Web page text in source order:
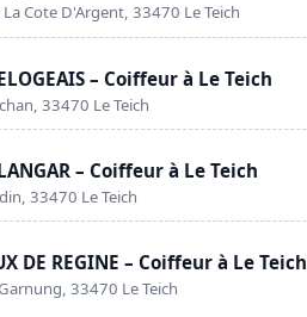
Cote D'Argent, 33470 Le Teich
– Coiffeur à Le Teich
33470 Le Teich
– Coiffeur à Le Teich
33470 Le Teich
DE REGINE – Coiffeur à Le Teich
33470 Le Teich